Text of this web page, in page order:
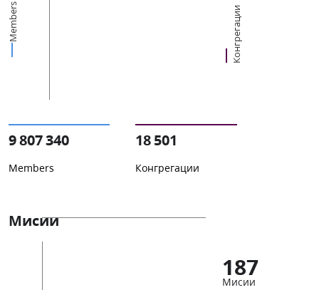
Members Конгрегации
9 807 340
Members
18 501
Конгрегации
Мисии
187
Мисии